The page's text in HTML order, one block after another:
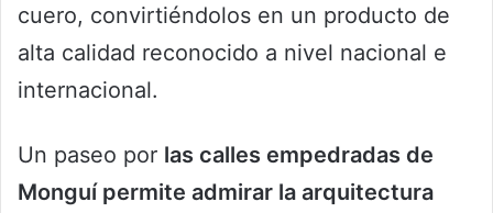
cuero, convirtiéndolos en un producto de
alta calidad reconocido a nivel nacional e
internacional.
Un paseo por las calles empedradas de
Monguí permite admirar la arquitectura